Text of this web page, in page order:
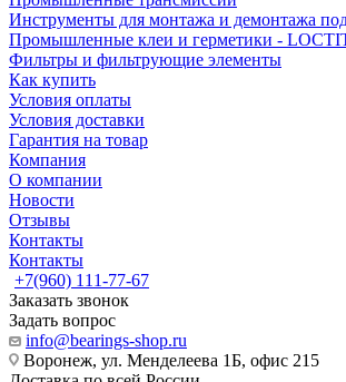
Инструменты для монтажа и демонтажа
Промышленные клеи и герметики -
Фильтры и фильтрующие элементы
Как купить
Условия оплаты
Условия доставки
Гарантия на товар
Компания
О компании
Новости
Отзывы
Контакты
Контакты
+7(960) 111-77-67
Заказать звонок
Задать вопрос
info@bearings-shop.ru
Воронеж, ул. Менделеева 1Б, офис 215